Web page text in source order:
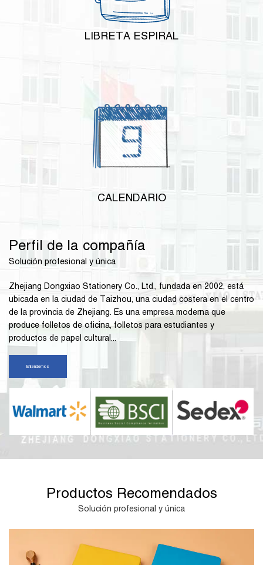
LIBRETA ESPIRAL
CALENDARIO
Perfil de la compañía
Solución profesional y única
Zhejiang Dongxiao Stationery Co., Ltd., fundada en 2002, está
ubicada en la ciudad de Taizhou, una ciudad costera en el centro
de la provincia de Zhejiang. Es una empresa moderna que
produce folletos de oficina, folletos para estudiantes y
productos de papel cultural...
Entendernos
Productos Recomendados
Solución profesional y única